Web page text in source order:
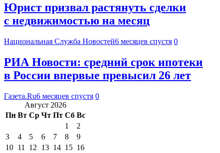
Юрист призвал растянуть сделки
с недвижимостью на месяц
Национальная Служба Новостей6 месяцев спустя 0
РИА Новости: средний срок ипотеки
в России впервые превысил 26 лет
Газета.Ru6 месяцев спустя 0
Август 2026
Пн Вт Ср Чт Пт Сб Вс
1
2
3
4 5 6 7 8
9
10 11 12 13 14 15 16